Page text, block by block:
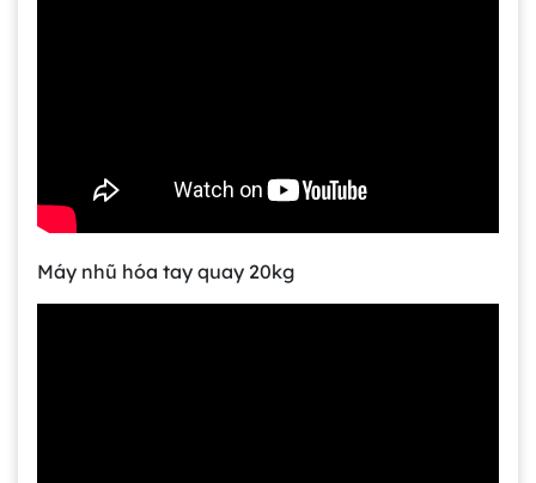
Máy nhũ hóa tay quay 20kg
Bồn khuấy công nghiệp là gì? Ứng dụng, cấu
tạo và cách chọn mua hiệu quả